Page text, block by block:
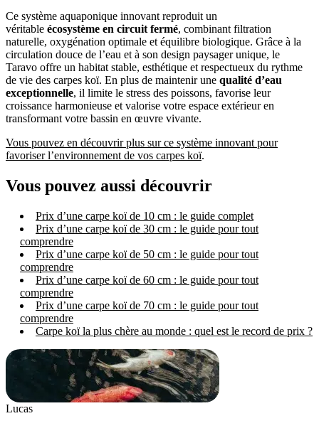
Ce système aquaponique innovant reproduit un
véritable écosystème en circuit fermé, combinant filtration
naturelle, oxygénation optimale et équilibre biologique. Grâce à la
circulation douce de l’eau et à son design paysager unique, le
Taravo offre un habitat stable, esthétique et respectueux du rythme
de vie des carpes koï. En plus de maintenir une qualité d’eau
exceptionnelle, il limite le stress des poissons, favorise leur
croissance harmonieuse et valorise votre espace extérieur en
transformant votre bassin en œuvre vivante.
Vous pouvez en découvrir plus sur ce système innovant pour
favoriser l’environnement de vos carpes koï.
Vous pouvez aussi découvrir
Prix d’une carpe koï de 10 cm : le guide complet
Prix d’une carpe koï de 30 cm : le guide pour tout
comprendre
Prix d’une carpe koï de 50 cm : le guide pour tout
comprendre
Prix d’une carpe koï de 60 cm : le guide pour tout
comprendre
Prix d’une carpe koï de 70 cm : le guide pour tout
comprendre
Carpe koï la plus chère au monde : quel est le record de prix ?
Lucas